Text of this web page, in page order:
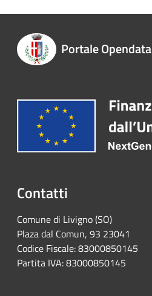
Portale Opendata
Contatti
Comune di Livigno (SO)
Plaza dal Comun, 93 23041
Codice Fiscale: 83000850145
Partita IVA: 83000850145